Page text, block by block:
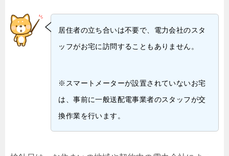
居住者の立ち合いは不要で、電力会社のスタ
ッフがお宅に訪問することもありません。
※スマートメーターが設置されていないお宅
は、事前に一般送配電事業者のスタッフが交
換作業を行います。